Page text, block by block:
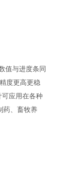
值与进度条同
度更高更稳
可应用在各种
药、畜牧养